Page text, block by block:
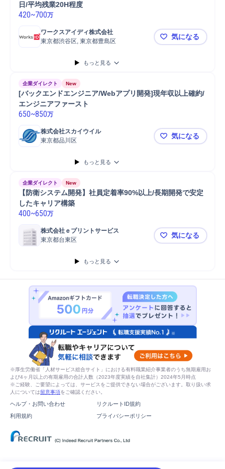
日/平均残業20H程度
420~700万
ワークスアイディ株式会社
東京都渋谷区, 東京都豊島区
【東京】コ
気になる
もっと見る
企業ダイレクト New
[バックエンドエンジニア/Webアプリ開発]現年収以上確約/
エンジニアファースト
650~850万
株式会社スカイウイル
東京都品川区
[バックエン
気になる
もっと見る
企業ダイレクト New
【防衛システム開発】社員定着率90%以上/長期開発で安定
したキャリア構築
400~650万
株式会社ｅプリントサービス
東京都台東区
【防衛シス
気になる
もっと見る
※厚生労働省「人材サービス総合サイト」における有料職業紹介事業者のうち無期雇用お
よび4ヶ月以上の有期雇用の合計人数（2023年度実績を自社集計）2024年5月時点
※ご経験、ご要望によっては、サービスをご提供できない場合がございます。取り扱い求
人については留意事項をご確認ください。
ヘルプ・お問い合わせ
リクルートID規約
利用規約
プライバシーポリシー